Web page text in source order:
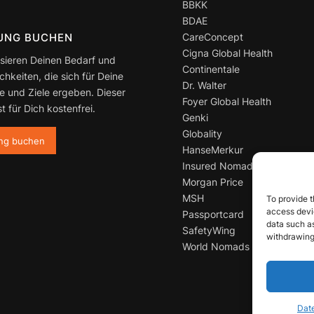
To provide
access
data such
BUCHEN
Deinen Bedarf und
die sich für Deine
und Ziele ergeben. Dieser
für Dich kostenfrei.
buchen
BBKK
BDAE
CareConcept
Cigna Global Health
Continentale
Dr. Walter
Foyer Global Health
Genki
Globality
HanseMerkur
Insured Nomads
Morgan Price
MSH
Passportcard
SafetyWing
World Nomads